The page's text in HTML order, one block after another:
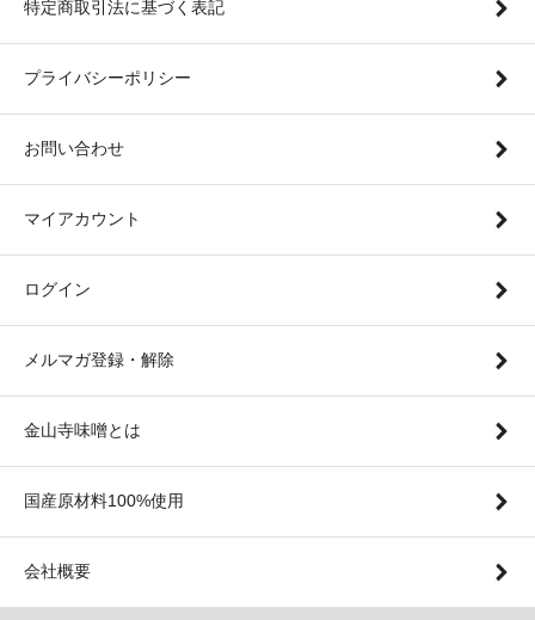
特定商取引法に基づく表記
プライバシーポリシー
お問い合わせ
マイアカウント
ログイン
メルマガ登録・解除
金山寺味噌とは
国産原材料100%使用
会社概要